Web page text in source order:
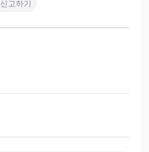
신고하기